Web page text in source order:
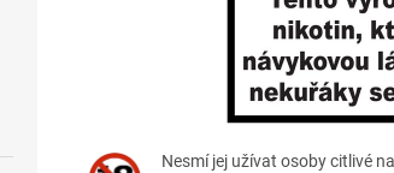
Nesmí jej užívat osoby citlivé